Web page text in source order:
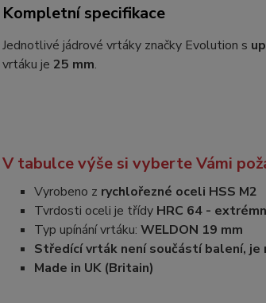
Kompletní specifikace
Jednotlivé jádrové vrtáky značky Evolution s
vrtáku je 25 mm.
V tabulce výše si vyberte Vámi
Vyrobeno z rychlořezné oceli HSS M2
Tvrdosti oceli je třídy HRC 64 -
Typ upínání vrtáku: WELDON 19 mm
Středící vrták není součástí balení,
Made in UK (Britain)